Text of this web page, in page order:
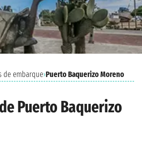
de embarque›Puerto Baquerizo Moreno
Puerto Baquerizo